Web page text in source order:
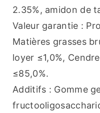
2.35%, amidon de
Valeur garantie :
Matières grasses
loyer ≤1,0%,
≤85,0%.
Additifs : Gomme